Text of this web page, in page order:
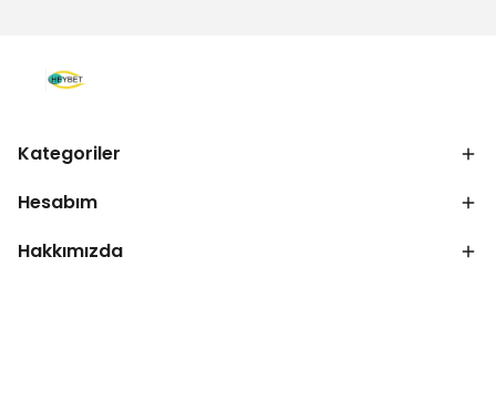
Kategoriler
Hesabım
Hakkımızda